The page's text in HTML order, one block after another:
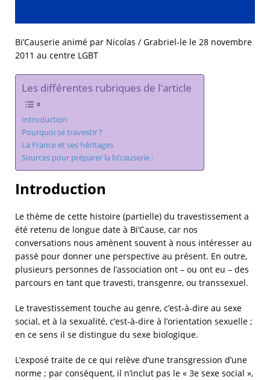
Bi’Causerie animé par Nicolas / Grabriel-le le 28 novembre
2011 au centre LGBT
Les différentes rubriques de l'article
Introduction
Pourquoi se travestir ?
La France et ses héritages
Sources pour préparer la bi’causerie :
Introduction
Le thème de cette histoire (partielle) du travestissement a
été retenu de longue date à Bi’Cause, car nos
conversations nous amènent souvent à nous intéresser au
passé pour donner une perspective au présent. En outre,
plusieurs personnes de l’association ont – ou ont eu – des
parcours en tant que travesti, transgenre, ou transsexuel.
Le travestissement touche au genre, c’est-à-dire au sexe
social, et à la sexualité, c’est-à-dire à l’orientation sexuelle ;
en ce sens il se distingue du sexe biologique.
L’exposé traite de ce qui relève d’une transgression d’une
norme ; par conséquent, il n’inclut pas le « 3e sexe social »,